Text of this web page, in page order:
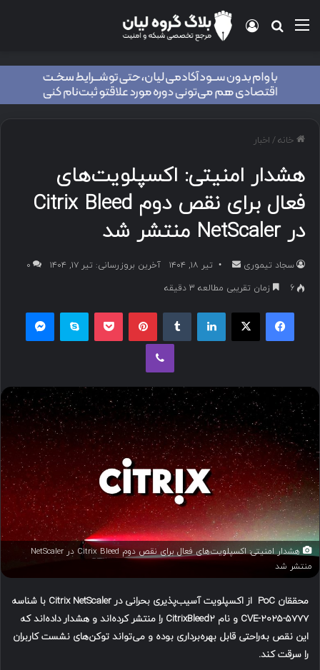
منو جستجو برای
ورود
خانه/ اخبار
هشدار امنیتی: اکسپلویت‌های
فعال برای نقص دوم Citrix Bleed
در NetScaler منتشر شد
سجاد تیموری
ا
ا
ی
ل
تیر ۱۸, ۱۴۰۴ آخرین بروزرسانی: تیر ۱۷, ۱۴۰۴
۰
6
زمان تقریبی مطالعه 3 دقیقه
فیسبوک ایکس لینکداین پینتریست پاکت اسکایپ
وایبر
هشدار امنیتی: اکسپلویت‌های فعال برای نقص دوم Citrix Bleed در NetScaler
منتشر شد
محققان PoC از اکسپلویت آسیب‌پذیری بحرانی درCitrix NetScaler
با شناسه
CVE-2025-5777 و نام
را منتشر کرده‌اند و هشدار داده‌اند که
این نقص به‌راحتی قابل بهره‌برداری بوده و می‌تواند توکن‌های نشست کاربران
را سرقت کند.